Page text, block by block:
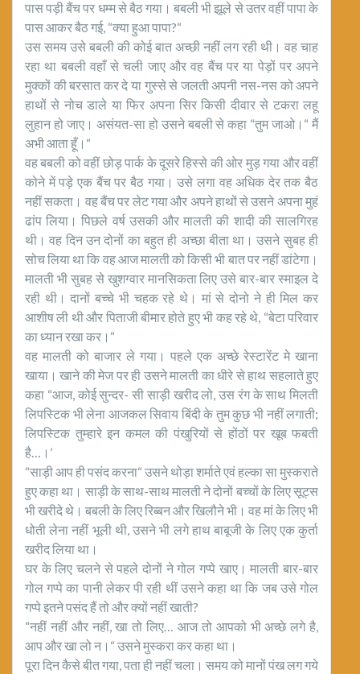
पास पड़ी बैंच पर धम्म से बैठ गया। बबली भी झूले से उतर वहीं पापा के
पास आकर बैठ गई, “क्या हुआ पापा?“
उस समय उसे बबली की कोई बात अच्छी नहीं लग रही थी। वह चाह
रहा था बबली वहाँ से चली जाए और वह बैंच पर या पेड़ों पर अपने
मुक्कों की बरसात कर दे या गुस्से से जलती अपनी नस-नस को अपने
हाथों से नोच डाले या फिर अपना सिर किसी दीवार से टकरा लहू
लुहान हो जाए। असंयत-सा हो उसने बबली से कहा “तुम जाओ।“ मैं
अभी आता हूँ।“
वह बबली को वहीं छोड़ पार्क के दूसरे हिस्से की ओर मुड़ गया और वहीं
कोने में पड़े एक बैंच पर बैठ गया। उसे लगा वह अधिक देर तक बैठ
नहीं सकता। वह बैंच पर लेट गया और अपने हाथों से उसने अपना मुहं
ढांप लिया। पिछले वर्ष उसकी और मालती की शादी की सालगिरह
थी। वह दिन उन दोनों का बहुत ही अच्छा बीता था। उसने सुबह ही
सोच लिया था कि वह आज मालती को किसी भी बात पर नहीं डांटेगा।
मालती भी सुबह से खुशग्वार मानसिकता लिए उसे बार-बार स्माइल दे
रही थी। दानों बच्चे भी चहक रहे थे। मां से दोनो ने ही मिल कर
आशीष ली थी और पिताजी बीमार होते हुए भी कह रहे थे, “बेटा परिवार
का ध्यान रखा कर।“
वह मालती को बाजार ले गया। पहले एक अच्छे रेस्टारेंट मे खाना
खाया। खाने की मेज पर ही उसने मालती का धीरे से हाथ सहलाते हुए
कहा “आज, कोई सुन्दर- सी साड़ी खरीद लो, उस रंग के साथ मिलती
लिपस्टिक भी लेना आजकल सिवाय बिंदी के तुम कुछ भी नहीं लगाती;
लिपस्टिक तुम्हारे इन कमल की पंखुरियों से होंठों पर खूब फबती
है…।’
“साड़ी आप ही पसंद करना“ उसने थोड़ा शर्माते एवं हल्का सा मुस्कराते
हुए कहा था। साड़ी के साथ-साथ मालती ने दोनों बच्चों के लिए सूट्स
भी खरीदे थे। बबली के लिए रिब्बन और खिलौने भी। वह मां के लिए भी
धोती लेना नहीं भूली थी, उसने भी लगे हाथ बाबूजी के लिए एक कुर्ता
खरीद लिया था।
घर के लिए चलने से पहले दोनों ने गोल गप्पे खाए। मालती बार-बार
गोल गप्पे का पानी लेकर पी रही थीं उसने कहा था कि जब उसे गोल
गप्पे इतने पसंद हैं तो और क्यों नहीं खाती?
“नहीं नहीं और नहीं, खा तो लिए… आज तो आपको भी अच्छे लगे है,
आप और खा लो न।“ उसने मुस्करा कर कहा था।
पूरा दिन कैसे बीत गया, पता ही नहीं चला। समय को मानों पंख लग गये